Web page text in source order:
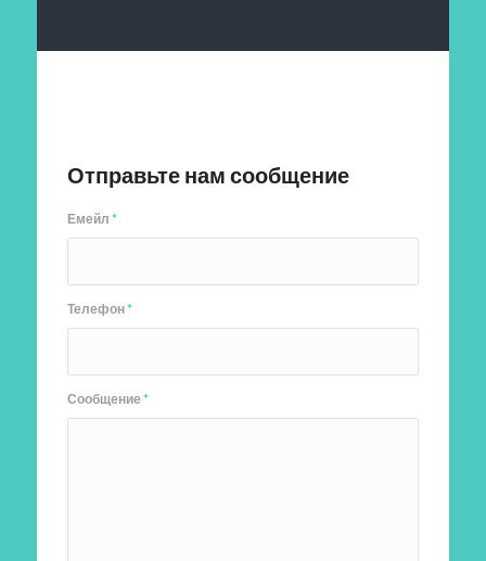
Отправьте нам сообщение
Емейл*
Телефон*
Сообщение*